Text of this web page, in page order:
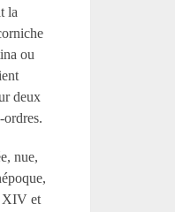
la
ou
deux
nue,
XIV et